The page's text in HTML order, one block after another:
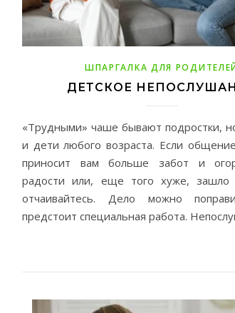
ШПАРГАЛКА ДЛЯ
ДЕТСКОЕ
«Трудными» чаше бывают подростки,
и дети любого возраста. Если
приносит вам больше забот и
радости или, еще того хуже, зашло
отчаивайтесь. Дело можно
предстоит специальная работа.